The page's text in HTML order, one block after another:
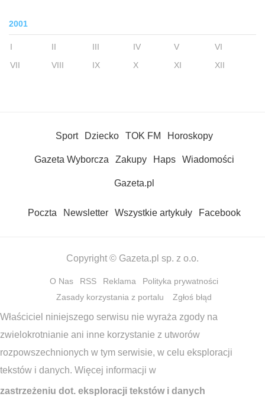
2001
I II III IV V
VI
VII
VIII IX X XI XII
Sport Dziecko TOK FM Horoskopy
Gazeta Wyborcza Zakupy Haps Wiadomości
Gazeta.pl
Poczta Newsletter Wszystkie artykuły Facebook
Copyright © Gazeta.pl sp. z o.o.
O Nas RSS Reklama
Polityka prywatności
Zasady korzystania z portalu
Zgłoś błąd
Właściciel niniejszego serwisu nie wyraża zgody na
zwielokrotnianie ani inne korzystanie z utworów
rozpowszechnionych w tym serwisie, w celu eksploracji
tekstów i danych. Więcej informacji w
zastrzeżeniu dot. eksploracji tekstów i danych